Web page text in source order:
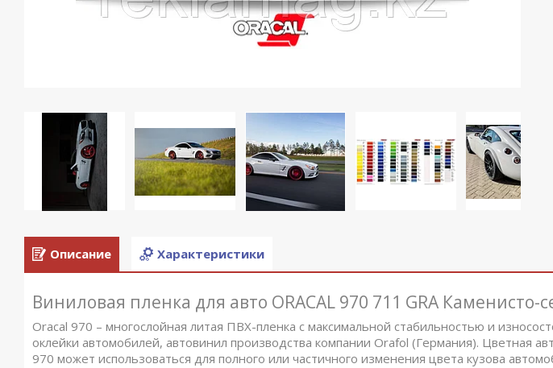
Описание Характеристики
Виниловая пленка для авто ORACAL 970 711 GRA Каменисто-
Oracal 970 – многослойная литая ПВХ-пленка с максимальной стабильностью и
оклейки автомобилей, автовинил производства компании Orafol (Германия). Цветная
970 может использоваться для полного или частичного изменения цвета кузова